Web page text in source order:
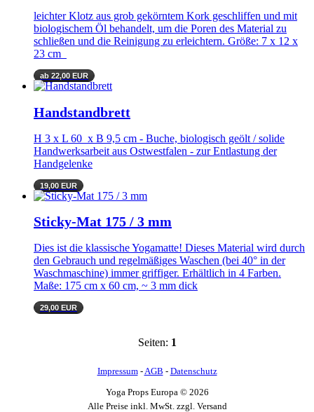
leichter Klotz aus grob gekörntem Kork geschliffen und mit
biologischem Öl behandelt, um die Poren des Material zu
schließen und die Reinigung zu erleichtern. Größe: 7 x 12 x
23 cm
ab 22,00 EUR
Handstandbrett
H 3 x L 60 x B 9,5 cm - Buche, biologisch geölt / solide
Handwerksarbeit aus Ostwestfalen - zur Entlastung der
Handgelenke
19,00 EUR
Sticky-Mat 175 / 3 mm
Dies ist die klassische Yogamatte! Dieses Material wird durch
den Gebrauch und regelmäßiges Waschen (bei 40° in der
Waschmaschine) immer griffiger. Erhältlich in 4 Farben.
Maße: 175 cm x 60 cm, ~ 3 mm dick
29,00 EUR
Seiten: 1
Impressum- AGB - Datenschutz
Yoga Props Europa © 2026
Alle Preise inkl. MwSt. zzgl. Versand